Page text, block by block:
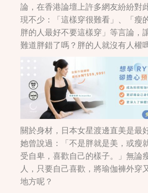
論，在香港論壇上許多網友紛紛對
現不少：「這樣穿很難看」、「瘦
胖的人最好不要這樣穿」等言論，
難道胖錯了嗎？胖的人就沒有人權
關於身材，日本女星渡邊直美是最
她曾說過：「不是胖就是美，或瘦
受自卑，喜歡自己的樣子。」無論
人，只要自己喜歡，將瑜伽褲外穿
地方呢？